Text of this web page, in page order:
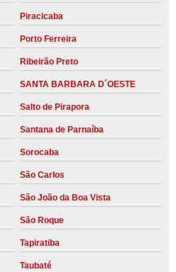
Piracicaba
Porto Ferreira
Ribeirão Preto
SANTA BARBARA D´OESTE
Salto de Pirapora
Santana de Parnaíba
Sorocaba
São Carlos
São João da Boa Vista
São Roque
Tapiratiba
Taubaté